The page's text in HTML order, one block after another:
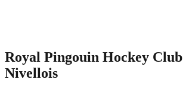
Royal Pingouin Hockey Club
Nivellois